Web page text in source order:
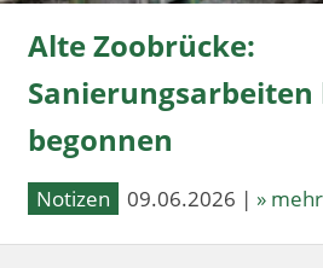
Alte Zoobrücke:
Sanierungsarbeiten
begonnen
Notizen 09.06.2026 | »